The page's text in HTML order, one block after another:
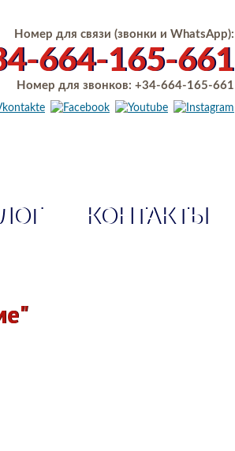
Номер для связи (звонки и WhatsApp):
664-165-661
Номер для звонков: +34-664-165-661
КОНТАКТЫ